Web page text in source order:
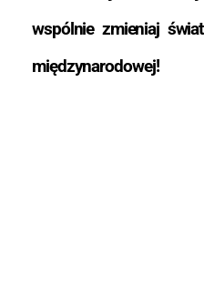
wspólnie zmieniaj
międzynarodowej!